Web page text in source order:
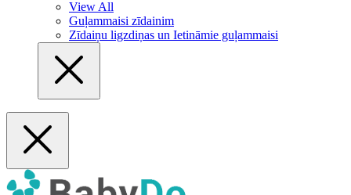
View All
Guļammaisi zīdainim
Zīdaiņu ligzdiņas un Ietināmie guļammaisi